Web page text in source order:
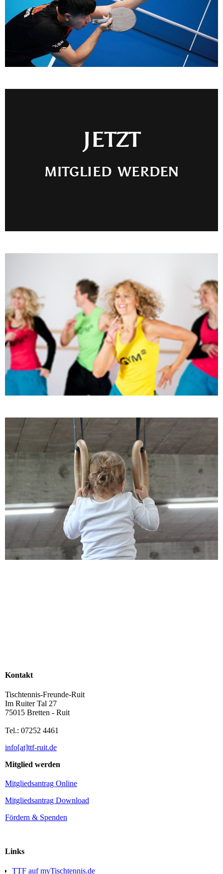
Kontakt
Tischtennis-Freunde-Ruit
Im Ruiter Tal 27
75015 Bretten - Ruit
Tel.: 07252 4461
info[at]ttf-ruit.de
Mitglied werden
Mitgliedsantrag Online
Mitgliedsantrag Download
Fördern & Spenden
Links
TTF auf myTischtennis.de